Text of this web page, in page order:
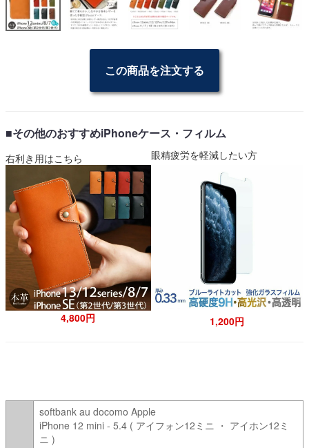
この商品を注文する
■その他のおすすめiPhoneケース・フィルム
右利き用はこちら
4,800円
眼精疲労を軽減したい方
1,200円
softbank au docomo Apple
iPhone 12 mini - 5.4 ( アイフォン12ミニ ・ アイホン12ミ
ニ )